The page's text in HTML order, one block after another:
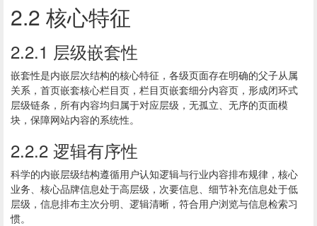
2.2 核心特征
2.2.1 层级嵌套性
嵌套性是内嵌层次结构的核心特征，各级页面存在明确的父子从属
关系，首页嵌套核心栏目页，栏目页嵌套细分内容页，形成闭环式
层级链条，所有内容均归属于对应层级，无孤立、无序的页面模
块，保障网站内容的系统性。
2.2.2 逻辑有序性
科学的内嵌层级结构遵循用户认知逻辑与行业内容排布规律，核心
业务、核心品牌信息处于高层级，次要信息、细节补充信息处于低
层级，信息排布主次分明、逻辑清晰，符合用户浏览与信息检索习
惯。